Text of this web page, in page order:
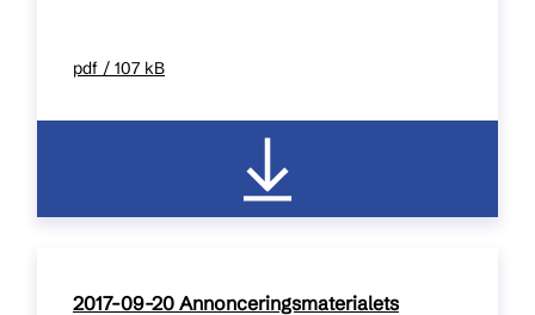
pdf / 107 kB
2017-09-20 Annonceringsmaterialets